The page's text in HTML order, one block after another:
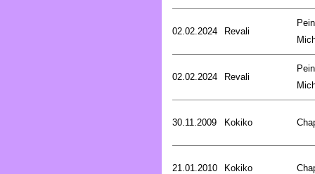
02.02.2024 Revali
02.02.2024 Revali
30.11.2009 Kokiko
21.01.2010 Kokiko